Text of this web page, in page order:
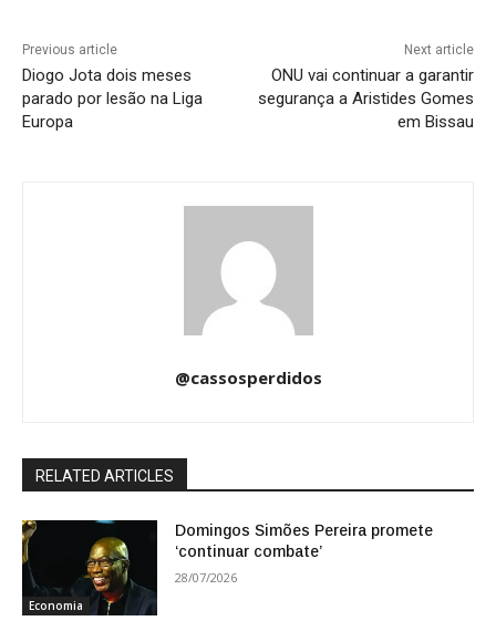
Previous article
Diogo Jota dois meses
parado por lesão na Liga
Europa
Next article
ONU vai continuar a garantir
segurança a Aristides Gomes
em Bissau
@cassosperdidos
RELATED ARTICLES
Economia
Domingos Simões Pereira promete
‘continuar combate’
28/07/2026